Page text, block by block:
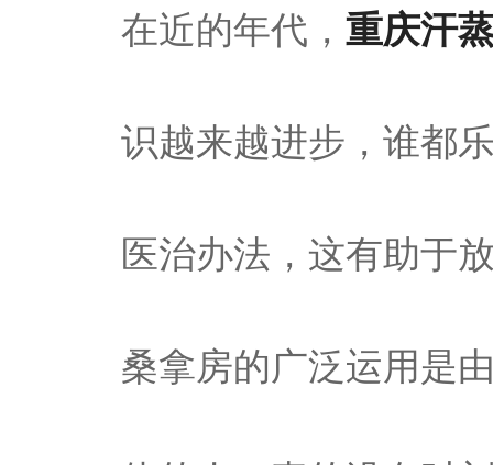
在近的年代， 重庆汗
识越来越进步，谁都
医治办法，这有助于
桑拿房的广泛运用是